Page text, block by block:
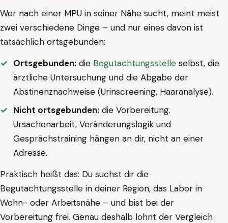
Wer nach einer MPU in seiner Nähe sucht, meint meist
zwei verschiedene Dinge – und nur eines davon ist
tatsächlich ortsgebunden:
Ortsgebunden: die Begutachtungsstelle selbst, die
ärztliche Untersuchung und die Abgabe der
Abstinenznachweise (Urinscreening, Haaranalyse).
Nicht ortsgebunden: die Vorbereitung.
Ursachenarbeit, Veränderungslogik und
Gesprächstraining hängen an dir, nicht an einer
Adresse.
Praktisch heißt das: Du suchst dir die
Begutachtungsstelle in deiner Region, das Labor in
Wohn- oder Arbeitsnähe – und bist bei der
Vorbereitung frei. Genau deshalb lohnt der Vergleich